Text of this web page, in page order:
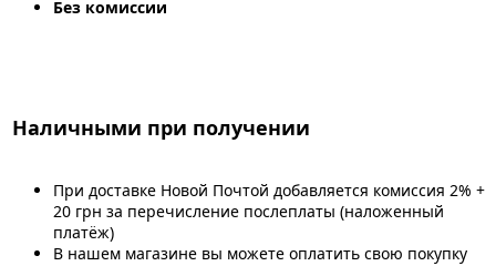
Без комиссии
Наличными при получении
При доставке Новой Почтой добавляется комиссия 2% +
20 грн за перечисление послеплаты (наложенный
платёж)
В нашем магазине вы можете оплатить свою покупку